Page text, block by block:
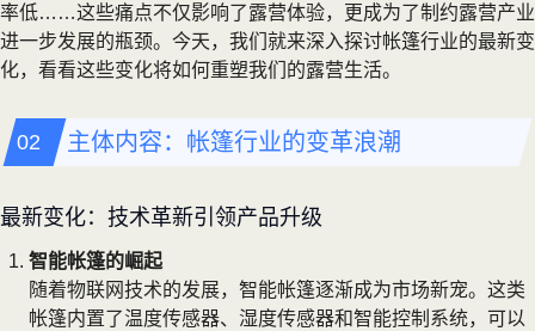
率低……这些痛点不仅影响了露营体验，更成为了制约露营产业
进一步发展的瓶颈。今天，我们就来深入探讨帐篷行业的最新变
化，看看这些变化将如何重塑我们的露营生活。
主体内容：帐篷行业的变革浪潮
最新变化：技术革新引领产品升级
智能帐篷的崛起
随着物联网技术的发展，智能帐篷逐渐成为市场新宠。这类
帐篷内置了温度传感器、湿度传感器和智能控制系统，可以